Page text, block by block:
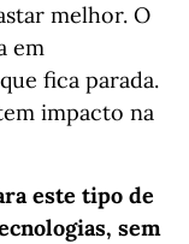
melhor. O
em
fica parada.
impacto na
este tipo de
sem